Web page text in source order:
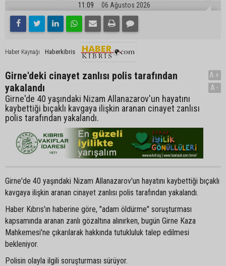
11:09 06 Ağustos 2026
Haber Kaynağı Haberkibris
Girne'deki cinayet zanlısı polis tarafından
yakalandı
Girne'de 40 yaşındaki Nizam Allanazarov'un hayatını
kaybettiği bıçaklı kavgaya ilişkin aranan cinayet zanlısı
polis tarafından yakalandı.
A+
A-
Girne'de 40 yaşındaki Nizam Allanazarov'un hayatını kaybettiği bıçaklı
kavgaya ilişkin aranan cinayet zanlısı polis tarafından yakalandı.
Haber Kıbrıs'ın haberine göre, "adam öldürme" soruşturması
kapsamında aranan zanlı gözaltına alınırken, bugün Girne Kaza
Mahkemesi'ne çıkarılarak hakkında tutukluluk talep edilmesi
bekleniyor.
Polisin olayla ilgili soruşturması sürüyor.